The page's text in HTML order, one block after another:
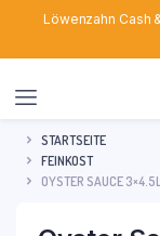
Löwenzahn Cash
STARTSEITE
FEINKOST
OYSTER SAUCE